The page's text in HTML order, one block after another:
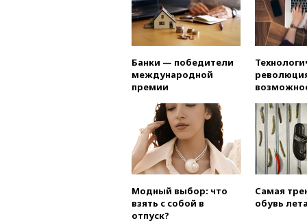
Банки — победители
международной
премии
Модный выбор: что
взять с собой в
отпуск?
Самая
обувь